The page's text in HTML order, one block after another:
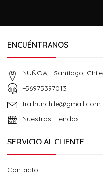
ENCUÉNTRANOS
NUÑOA, , Santiago, Chile
+56975397013
trailrunchile@gmail.com
Nuestras Tiendas
SERVICIO AL CLIENTE
Contacto